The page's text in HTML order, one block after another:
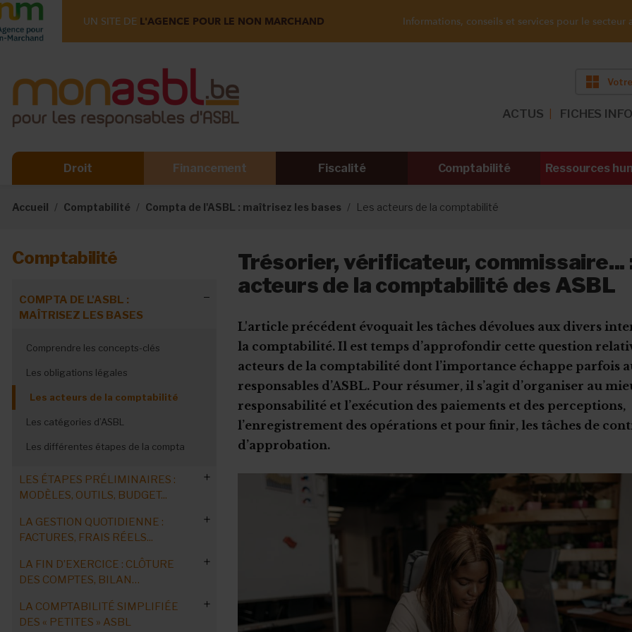
UN SITE DE L'AGENCE POUR LE NON MARCHAND Informations, conseils et services pour le secteur
ACTUS FICHES INFO
Droit Financement Fiscalité Comptabilité Ressources
Accueil Comptabilité Compta de l'ASBL : maîtrisez les bases Les acteurs de la comptabilité
Comptabilité
COMPTA DE L'ASBL :
MAÎTRISEZ LES BASES
Comprendre les concepts-clés
Les obligations légales
Les acteurs de la comptabilité
Les catégories d’ASBL
Les différentes étapes de la compta
LES ÉTAPES PRÉLIMINAIRES :
MODÈLES, OUTILS, BUDGET...
Petites ASBL : le modèle comptable
comptable
LA GESTION QUOTIDIENNE :
FACTURES, FRAIS RÉELS...
Rédiger une facture
Peppol : facturation électronique
Lever des cotisations
LA FIN D’EXERCICE : CLÔTURE
DES COMPTES, BILAN…
Du livre-journal au compte annuel
LA COMPTABILITÉ SIMPLIFIÉE
DES « PETITES » ASBL
Trésorier, vérificateur, commissaire...
acteurs de la comptabilité des ASBL
L'article précédent évoquait les tâches dévolues aux divers
la comptabilité. Il est temps d’approfondir cette question
acteurs de la comptabilité dont l’importance échappe parfois
responsables d’ASBL. Pour résumer, il s’agit d’organiser au
responsabilité et l’exécution des paiements et des perceptions,
l’enregistrement des opérations et pour finir, les tâches de
d’approbation.